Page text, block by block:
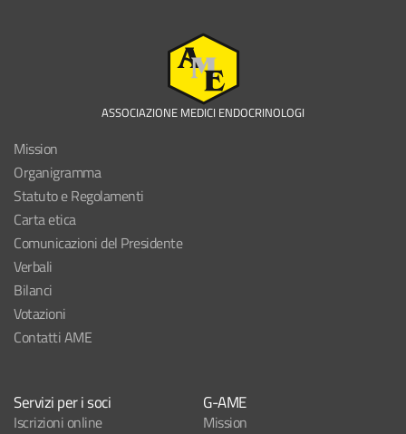
ASSOCIAZIONE MEDICI ENDOCRINOLOGI
Mission
Organigramma
Statuto e Regolamenti
Carta etica
Comunicazioni del Presidente
Verbali
Bilanci
Votazioni
Contatti AME
Servizi per i soci
Iscrizioni online
G-AME
Mission